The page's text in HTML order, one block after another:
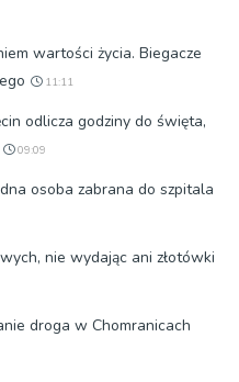
wartości życia. Biegacze
11:11
odlicza godziny do święta,
09:09
osoba zabrana do szpitala
nie wydając ani złotówki
droga w Chomranicach